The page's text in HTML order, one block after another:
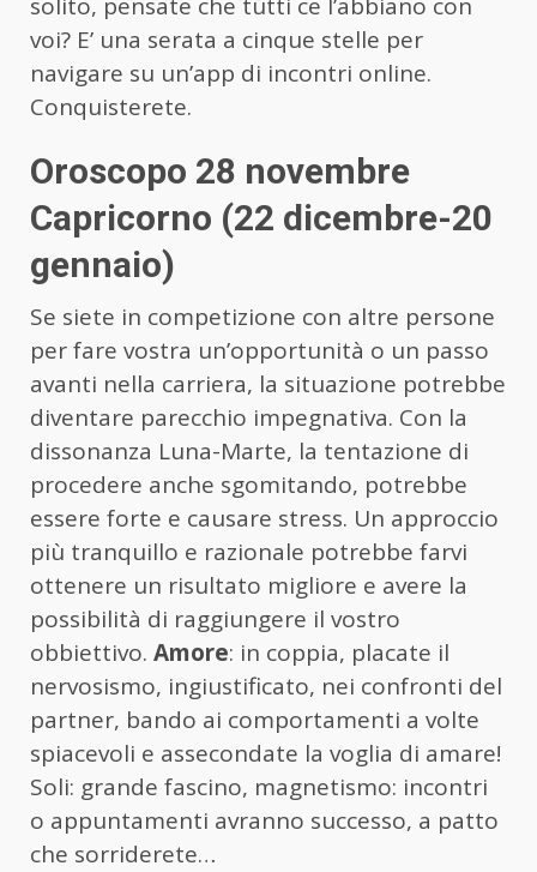
solito, pensate che tutti ce l’abbiano con
voi? E’ una serata a cinque stelle per
navigare su un’app di incontri online.
Conquisterete.
Oroscopo 28 novembre
Capricorno (22 dicembre-20
gennaio)
Se siete in competizione con altre persone
per fare vostra un’opportunità o un passo
avanti nella carriera, la situazione potrebbe
diventare parecchio impegnativa. Con la
dissonanza Luna-Marte, la tentazione di
procedere anche sgomitando, potrebbe
essere forte e causare stress. Un approccio
più tranquillo e razionale potrebbe farvi
ottenere un risultato migliore e avere la
possibilità di raggiungere il vostro
obbiettivo. Amore: in coppia, placate il
nervosismo, ingiustificato, nei confronti del
partner, bando ai comportamenti a volte
spiacevoli e assecondate la voglia di amare!
Soli: grande fascino, magnetismo: incontri
o appuntamenti avranno successo, a patto
che sorriderete…